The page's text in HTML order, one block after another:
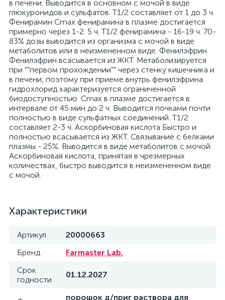
в печени. Выводится в основном с мочой в виде
глюкуронидов и сульфатов. T1/2 составляет от 1 до 3 ч.
Фенирамин Cmax фенирамина в плазме достигается
примерно через 1-2. 5 ч. T1/2 фенирамина - 16-19 ч. 70-
83% дозы выводится из организма с мочой в виде
метаболитов или в неизмененном виде. Фенилэфрин
Фенилэфрин всасывается из ЖКТ. Метаболизируется
при ""первом прохождении"" через стенку кишечника и
в печени, поэтому при приеме внутрь фенилэфрина
гидрохлорид характеризуется ограниченной
биодоступностью. Cmax в плазме достигается в
интервале от 45 мин до 2 ч. Выводится почками почти
полностью в виде сульфатных соединений. T1/2
составляет 2-3 ч. Аскорбиновая кислота Быстро и
полностью всасывается из ЖКТ. Связывание с белками
плазмы - 25%. Выводится в виде метаболитов с мочой.
Аскорбиновая кислота, принятая в чрезмерных
количествах, быстро выводится в неизмененном виде
с мочой.
Характеристики
Артикул
20000663
Бренд
Farmaster Lab.
Срок
годности
01.12.2027
порошок д/приг раствора для